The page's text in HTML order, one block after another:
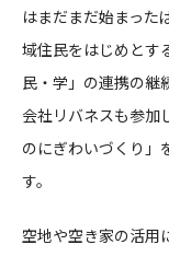
はまだまだ始まった
域住民をはじめとす
民・学」の連携の継
会社リバネスも参加
のにぎわいづくり」
す。
空地や空き家の活用